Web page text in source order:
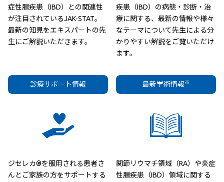
症性腸疾患（IBD）との関連性
が注目されているJAK-STAT。
最新の知見をエキスパートの先
生にご解説いただきます。
疾患（IBD）の病態・診断・治
療に関する、最新の情報や様々
なテーマについて先生による分
かりやすい解説をご覧いただけ
ます。
診療サポート情報
ジセレカ®を服用される患者さ
んとご家族の方をサポートする
最新学術情報※
関節リウマチ領域（RA）や炎症
性腸疾患（IBD）領域に関する